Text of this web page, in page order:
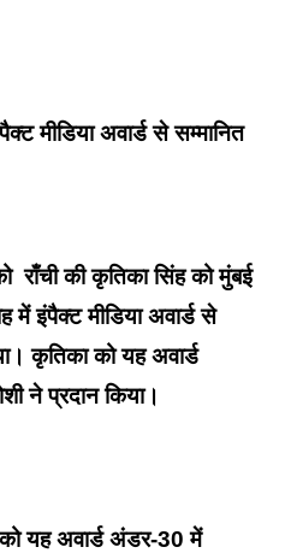
मीडिया अवार्ड से सम्मानित
राँची की कृतिका सिंह को मुंबई
में इंपैक्ट मीडिया अवार्ड से
कृतिका को यह अवार्ड
ने प्रदान किया।
यह अवार्ड अंडर-30 में